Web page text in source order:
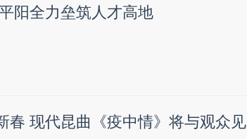
阳全力垒筑人才高地
春 现代昆曲《疫中情》将与观众见